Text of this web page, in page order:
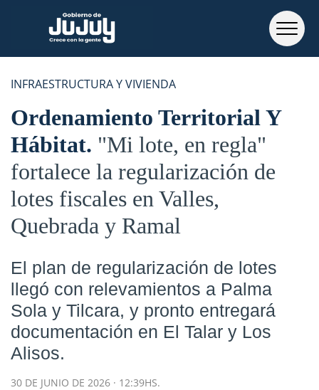
INFRAESTRUCTURA Y VIVIENDA
Ordenamiento Territorial Y
Hábitat "Mi lote, en regla"
fortalece la regularización de
lotes fiscales en Valles,
Quebrada y Ramal
El plan de regularización de lotes
llegó con relevamientos a Palma
Sola y Tilcara, y pronto entregará
documentación en El Talar y Los
Alisos.
30 DE JUNIO DE 2026 · 12:39HS.